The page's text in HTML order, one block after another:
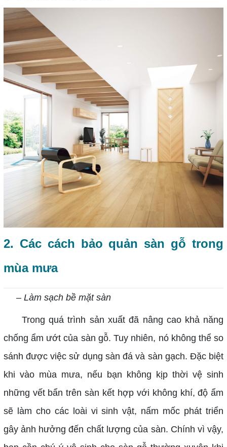
2. Các cách bảo quản sàn gỗ trong
mùa mưa
– Làm sạch bề mặt sàn
Trong quá trình sản xuất đã nâng cao khả năng
chống ẩm ướt của sàn gỗ. Tuy nhiên, nó không thể so
sánh được việc sử dụng sàn đá và sàn gạch. Đặc biệt
khi vào mùa mưa, nếu bạn không kịp thời vệ sinh
những vết bẩn trên sàn kết hợp với không khí, độ ẩm
sẽ làm cho các loài vi sinh vật, nấm mốc phát triển
gây ảnh hưởng đến chất lượng của sàn. Chính vì vậy,